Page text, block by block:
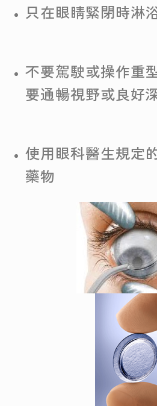
只在眼睛緊閉時淋
不要駕駛或操作重
要通暢視野或良好
使用眼科醫生規定
藥物